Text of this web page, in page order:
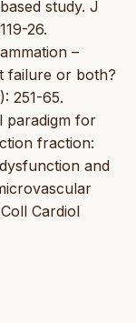
study. J
26.
–
failure or both?
251-65.
paradigm for
fraction:
and
Cardiol